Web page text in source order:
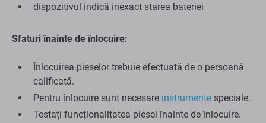
dispozitivul indică inexact starea bateriei
Sfaturi înainte de înlocuire:
Înlocuirea pieselor trebuie efectuată de o persoană
calificată.
Pentru înlocuire sunt necesare instrumente speciale.
Testați funcționalitatea piesei înainte de înlocuire.